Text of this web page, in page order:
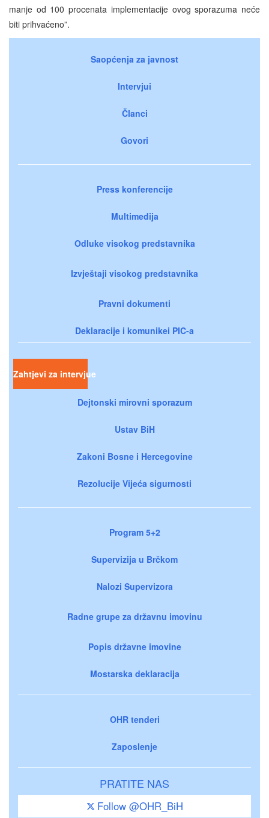
manje od 100 procenata implementacije ovog sporazuma neće
biti prihvaćeno”.
Saopćenja za javnost
Intervjui
Članci
Govori
Press konferencije
Multimedija
Odluke visokog predstavnika
Izvještaji visokog predstavnika
Pravni dokumenti
Deklaracije i komunikei PIC-a
Zahtjevi za intervjue
Dejtonski mirovni sporazum
Ustav BiH
Zakoni Bosne i Hercegovine
Rezolucije Vijeća sigurnosti
Program 5+2
Supervizija u Brčkom
Nalozi Supervizora
Radne grupe za državnu imovinu
Popis državne imovine
Mostarska deklaracija
OHR tenderi
Zaposlenje
PRATITE NAS
Follow @OHR_BiH